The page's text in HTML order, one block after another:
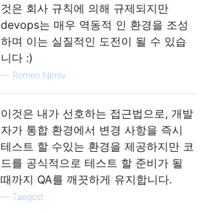
것은 회사 규칙에 의해 규제되지만
devops는 매우 역동적 인 환경을 조성
하며 이는 실질적인 도전이 될 수 있습
니다 :)
— Romeo Ninov
이것은 내가 선호하는 접근법으로, 개발
자가 통합 환경에서 변경 사항을 즉시
테스트 할 수있는 환경을 제공하지만 코
드를 공식적으로 테스트 할 준비가 될
때까지 QA를 깨끗하게 유지합니다.
— Taegost